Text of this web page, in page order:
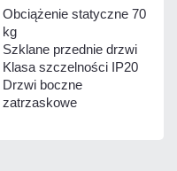
Obciążenie statyczne 70
kg
Szklane przednie drzwi
Klasa szczelności IP20
Drzwi boczne
zatrzaskowe